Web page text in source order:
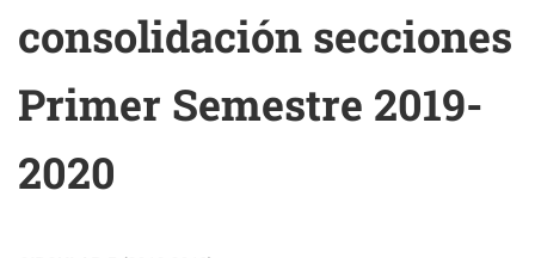
consolidación secciones
Primer Semestre 2019-
2020